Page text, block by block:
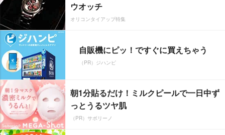
ウオッチ
オリコンタイアップ特集
自販機にピッ！ですぐに買えちゃう
（PR）ジハンピ
朝1分貼るだけ！ミルクピールで一日中ず
っとうるツヤ肌
（PR）サボリーノ